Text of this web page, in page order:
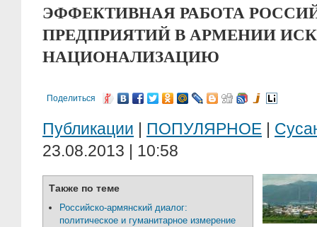
ЭФФЕКТИВНАЯ РАБОТА
ПРЕДПРИЯТИЙ В АРМЕНИИ
НАЦИОНАЛИЗАЦИЮ
Поделиться
Публикации | ПОПУЛЯРНОЕ |
23.08.2013 | 10:58
Также по теме
Российско-армянский диалог:
политическое и гуманитарное измерение